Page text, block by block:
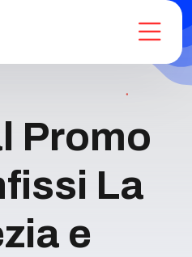
Promo
La
e